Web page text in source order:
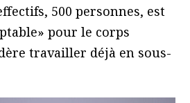
500 personnes, est
pour le corps
travailler déjà en sous-